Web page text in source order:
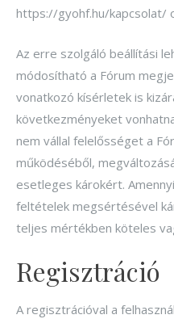
https://gyohf.hu/kapcsolat/
Az erre szolgáló beállítási
módosítható a Fórum
vonatkozó kísérletek is
következményeket
nem vállal felelősséget a
működéséből,
esetleges károkért.
feltételek megsértésével
teljes mértékben köteles
Regisztráció
A regisztrációval a